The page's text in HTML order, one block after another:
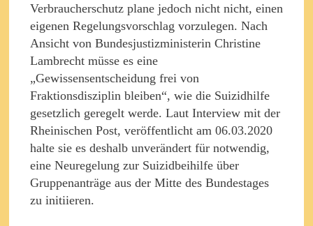
Verbraucherschutz plane jedoch nicht nicht, einen
eigenen Regelungsvorschlag vorzulegen. Nach
Ansicht von Bundesjustizministerin Christine
Lambrecht müsse es eine
„Gewissensentscheidung frei von
Fraktionsdisziplin bleiben“, wie die Suizidhilfe
gesetzlich geregelt werde. Laut Interview mit der
Rheinischen Post, veröffentlicht am 06.03.2020
halte sie es deshalb unverändert für notwendig,
eine Neuregelung zur Suizidbeihilfe über
Gruppenanträge aus der Mitte des Bundestages
zu initiieren.